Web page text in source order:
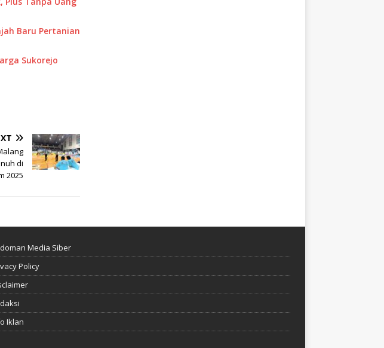
Baru Pertanian
Sukorejo
di
2025
Media Siber
Policy
Iklan